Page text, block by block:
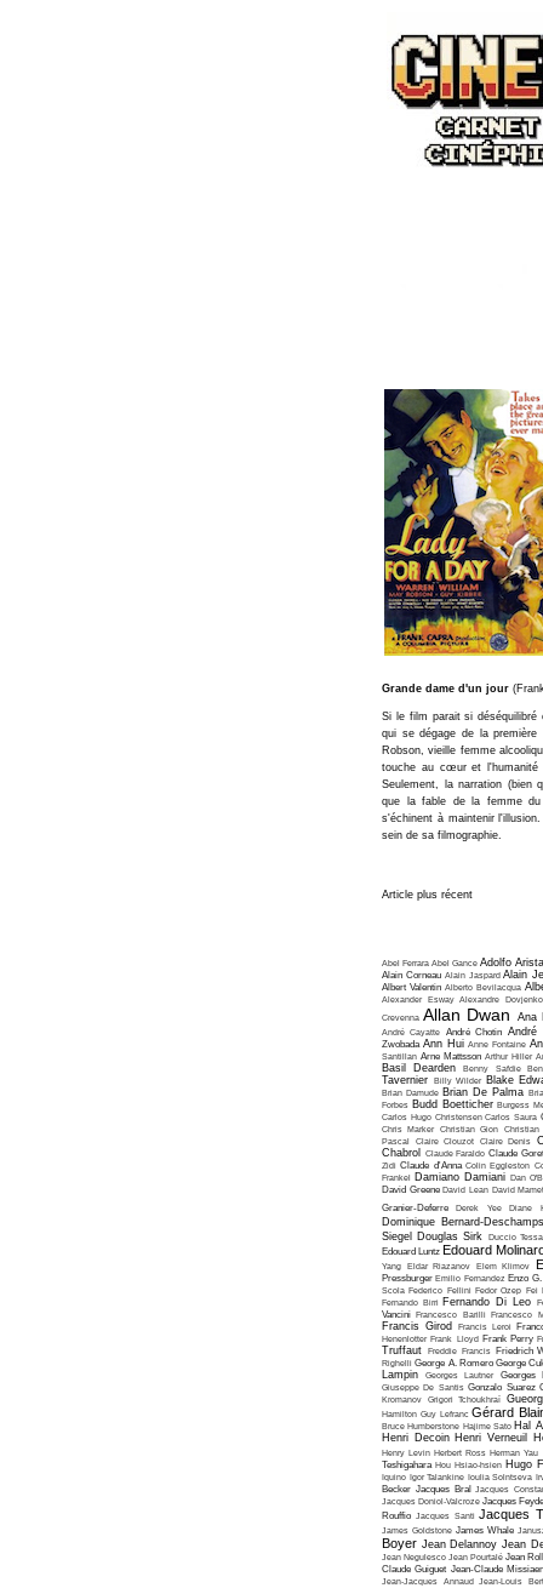
Grande dame d'un jour
Si le film parait si déséquilibré
qui se dégage de la
Robson, vieille femme
touche au cœur et
Seulement, la narration (bien
que la fable de la femme
s'échinent à maintenir
sein de sa filmographie.
Article plus récent
Abel Ferrara Abel Gance Adolfo
Alain Corneau Alain Jaspard Alain
Albert Valentin Alberto Bevilacqua
Alexander Esway Alexandre Dovjenko
Crevenna Allan Dwan Ana
André Cayatte André Chotin André
Zwobada Ann Hui Anne Fontaine
Santillan Arne Mattsson Arthur Hiller
Basil Dearden Benny Safdie
Tavernier Billy Wilder Blake
Brian Damude Brian De Palma
Forbes Budd Boetticher Burgess
Carlos Hugo Christensen Carlos Saura
Chris Marker Christian Gion Christian
Pascal
Claire Clouzot Claire Denis
Chabrol
Claude Faraldo Claude
Zidi Claude d'Anna Colin Eggleston
Frankel Damiano Damiani Dan
David Greene David Lean David
Granier-Deferre
Derek Yee Diane
Dominique Bernard-
Siegel
Douglas Sirk Duccio
Edouard Luntz Edouard
Yang Eldar Riazanov Elem Klimov
Pressburger Emilio Fernandez Enzo
Scola Federico Fellini Fedor Ozep Fei
Fernando Birri Fernando Di Leo
Vancini Francesco Barilli Francesco
Francis Girod Francis Leroi
Henenlotter Frank Lloyd Frank Perry
Truffaut Freddie Francis Friedrich
Righelli George A. Romero George
Lampin Georges Lautner
Georges
Giuseppe De Santis Gonzalo Suarez
Kromanov Grigori Tchoukhraï
Hamilton Guy Lefranc Gérard
Bruce Humberstone Hajime Sato Hal
Henri Decoin Henri Verneuil
Henry Levin Herbert Ross Herman Yau
Teshigahara Hou Hsiao-hsien Hugo
Iquino Igor Talankine Ioulia Solntseva
Becker Jacques Bral Jacques
Jacques Doniol-Valcroze Jacques
Rouffio Jacques Santi Jacques
James Goldstone James Whale
Boyer Jean Delannoy Jean
Jean Negulesco Jean Pourtalé Jean
Claude Guiguet Jean-Claude
Jean-Jacques Annaud Jean-Louis